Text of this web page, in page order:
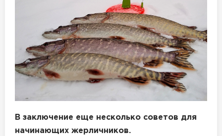
В заключение еще несколько советов для
начинающих жерличников.